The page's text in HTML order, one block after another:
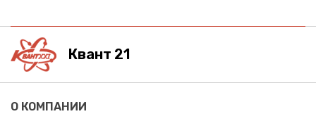
Квант 21
О КОМПАНИИ